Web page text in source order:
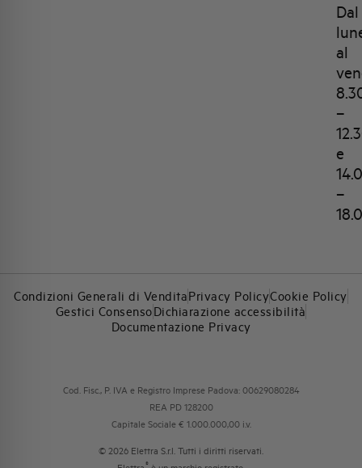
Dal
al
–
e
–
Condizioni Generali di VenditaPrivacy PolicyCookie Policy
Gestici ConsensoDichiarazione accessibilità
Documentazione Privacy
Cod. Fisc., P. IVA e Registro Imprese Padova: 00629080284
REA PD 128200
Capitale Sociale € 1.000.000,00 i.v.
© 2026 Elettra S.r.l. Tutti i diritti riservati.
®